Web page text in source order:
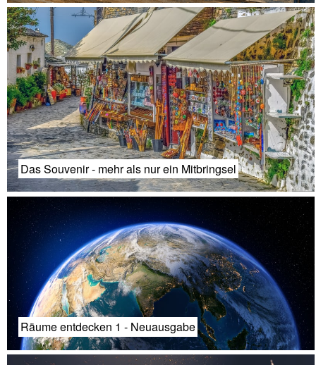
Das Souvenir - mehr als nur ein Mitbringsel
Räume entdecken 1 - Neuausgabe